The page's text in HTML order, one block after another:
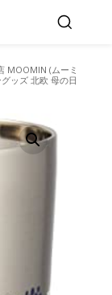
MOOMIN (ムーミ
ッズ 北欧 母の日